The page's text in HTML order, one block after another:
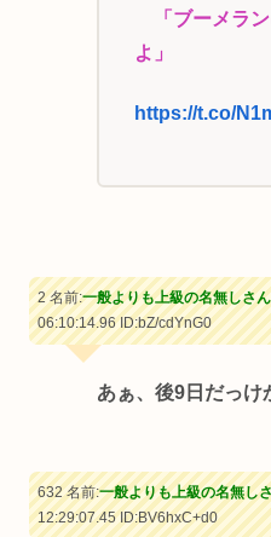
「ブーメラン
よ」
https://t.co/
2 名前:一般よりも上級の名無しさん
06:10:14.96ID:bZ/cdYnG0
あぁ、後9日だっけ
632 名前:一般よりも上級の名無し
12:29:07.45ID:BV6hxC+d0